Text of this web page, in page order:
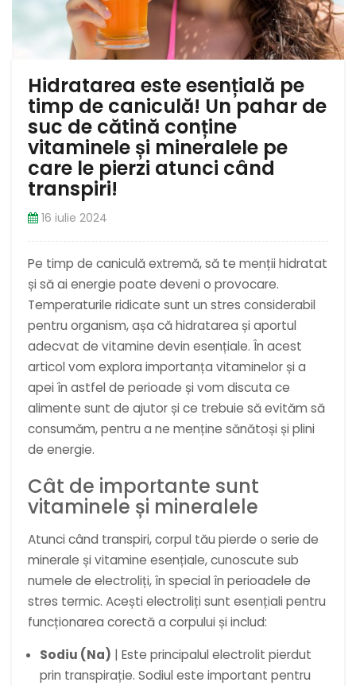
Hidratarea este esențială pe
timp de caniculă! Un pahar de
suc de cătină conține
vitaminele și mineralele pe
care le pierzi atunci când
transpiri!
16 iulie 2024
Pe timp de caniculă extremă, să te menții hidratat
și să ai energie poate deveni o provocare.
Temperaturile ridicate sunt un stres considerabil
pentru organism, așa că hidratarea și aportul
adecvat de vitamine devin esențiale. În acest
articol vom explora importanța vitaminelor și a
apei în astfel de perioade și vom discuta ce
alimente sunt de ajutor și ce trebuie să evităm să
consumăm, pentru a ne menține sănătoși și plini
de energie.
Cât de importante sunt
vitaminele și mineralele
Atunci când transpiri, corpul tău pierde o serie de
minerale și vitamine esențiale, cunoscute sub
numele de electroliți, în special în perioadele de
stres termic. Acești electroliți sunt esențiali pentru
funcționarea corectă a corpului și includ:
Sodiu (Na) | Este principalul electrolit pierdut
prin transpirație. Sodiul este important pentru